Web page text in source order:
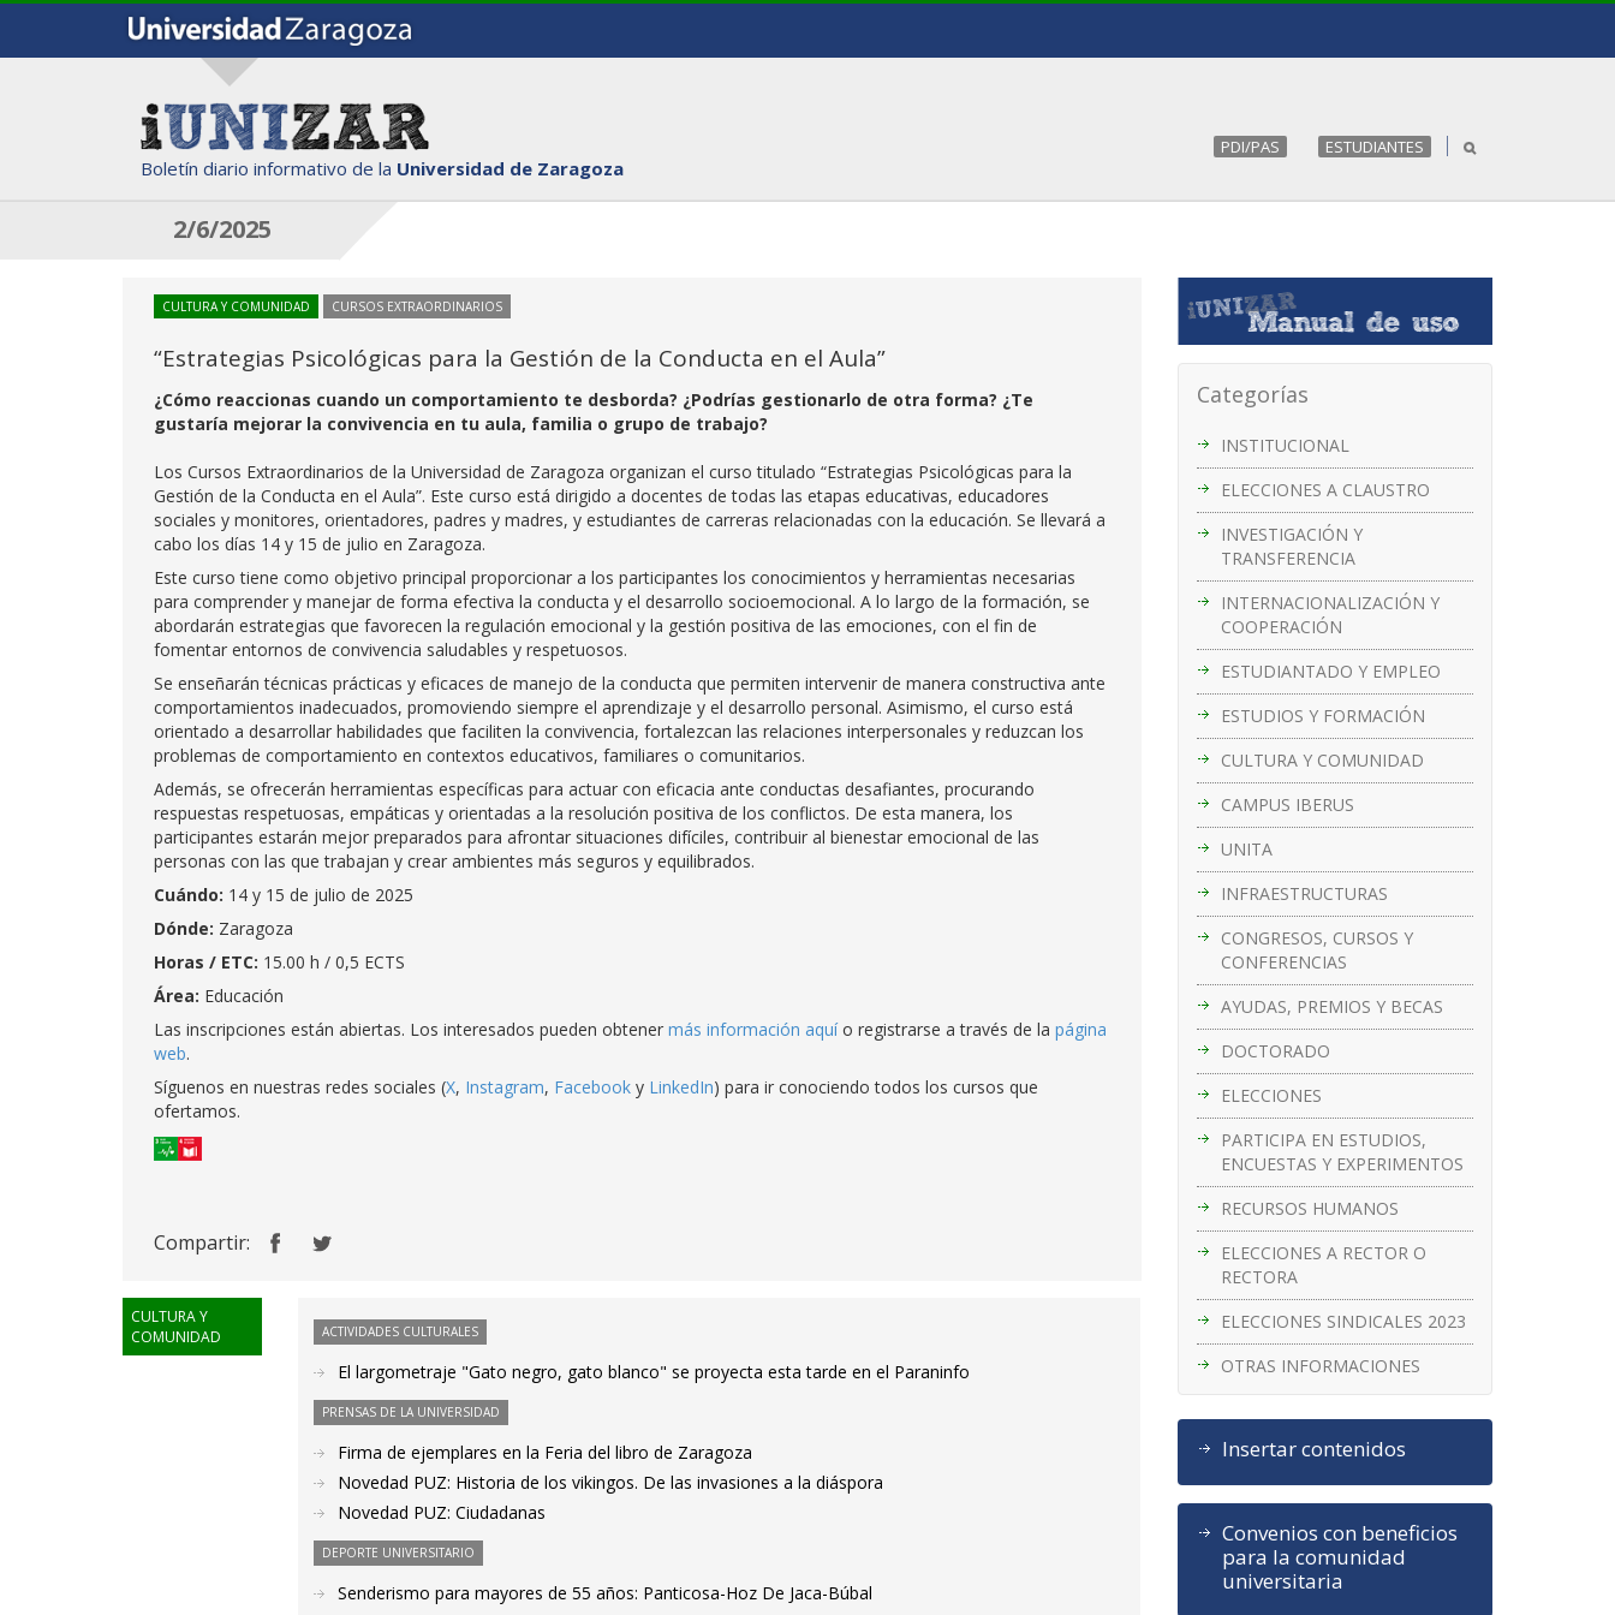
Boletín diario informativo de la Universidad de Zaragoza
PDI/PAS ESTUDIANTES
2/6/2025
Categorías
INSTITUCIONAL
ELECCIONES A CLAUSTRO
INVESTIGACIÓN Y
TRANSFERENCIA
INTERNACIONALIZACIÓN Y
COOPERACIÓN
ESTUDIANTADO Y EMPLEO
ESTUDIOS Y FORMACIÓN
CULTURA Y COMUNIDAD
CAMPUS IBERUS
UNITA
INFRAESTRUCTURAS
CONGRESOS, CURSOS Y
CONFERENCIAS
AYUDAS, PREMIOS Y BECAS
DOCTORADO
ELECCIONES
PARTICIPA EN ESTUDIOS,
ENCUESTAS Y EXPERIMENTOS
RECURSOS HUMANOS
ELECCIONES A RECTOR O
RECTORA
ELECCIONES SINDICALES 2023
OTRAS INFORMACIONES
Insertar contenidos
Convenios con beneficios
para la comunidad
universitaria
CULTURA Y COMUNIDAD CURSOS EXTRAORDINARIOS
“Estrategias Psicológicas para la Gestión de la Conducta en el Aula”
¿Cómo reaccionas cuando un comportamiento te desborda? ¿Podrías gestionarlo de otra forma? ¿Te
gustaría mejorar la convivencia en tu aula, familia o grupo de trabajo?
Los Cursos Extraordinarios de la Universidad de Zaragoza organizan el curso titulado “Estrategias Psicológicas para la
Gestión de la Conducta en el Aula”. Este curso está dirigido a docentes de todas las etapas educativas, educadores
sociales y monitores, orientadores, padres y madres, y estudiantes de carreras relacionadas con la educación. Se llevará a
cabo los días 14 y 15 de julio en Zaragoza.
Este curso tiene como objetivo principal proporcionar a los participantes los conocimientos y herramientas necesarias
para comprender y manejar de forma efectiva la conducta y el desarrollo socioemocional. A lo largo de la formación, se
abordarán estrategias que favorecen la regulación emocional y la gestión positiva de las emociones, con el fin de
fomentar entornos de convivencia saludables y respetuosos.
Se enseñarán técnicas prácticas y eficaces de manejo de la conducta que permiten intervenir de manera constructiva ante
comportamientos inadecuados, promoviendo siempre el aprendizaje y el desarrollo personal. Asimismo, el curso está
orientado a desarrollar habilidades que faciliten la convivencia, fortalezcan las relaciones interpersonales y reduzcan los
problemas de comportamiento en contextos educativos, familiares o comunitarios.
Además, se ofrecerán herramientas específicas para actuar con eficacia ante conductas desafiantes, procurando
respuestas respetuosas, empáticas y orientadas a la resolución positiva de los conflictos. De esta manera, los
participantes estarán mejor preparados para afrontar situaciones difíciles, contribuir al bienestar emocional de las
personas con las que trabajan y crear ambientes más seguros y equilibrados.
Cuándo: 14 y 15 de julio de 2025
Dónde: Zaragoza
Horas / ETC: 15.00 h / 0,5 ECTS
Área: Educación
Las inscripciones están abiertas. Los interesados pueden obtener más información aquío registrarse a través de la página
web.
Síguenos en nuestras redes sociales (X, Instagram, Facebook y LinkedIn) para ir conociendo todos los cursos que
ofertamos.
Compartir:
CULTURA Y
COMUNIDAD
ACTIVIDADES CULTURALES
El largometraje "Gato negro, gato blanco" se proyecta esta tarde en el Paraninfo
PRENSAS DE LA UNIVERSIDAD
Firma de ejemplares en la Feria del libro de Zaragoza
Novedad PUZ: Historia de los vikingos. De las invasiones a la diáspora
Novedad PUZ: Ciudadanas
DEPORTE UNIVERSITARIO
Senderismo para mayores de 55 años: Panticosa-Hoz De Jaca-Búbal